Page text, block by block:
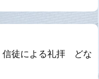
徒による礼拝 どな